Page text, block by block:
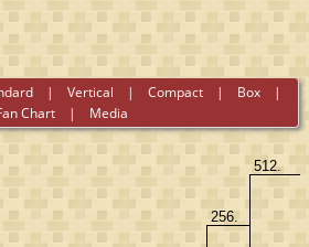
|Vertical |Compact | Box |
Chart | Media
256.
512.